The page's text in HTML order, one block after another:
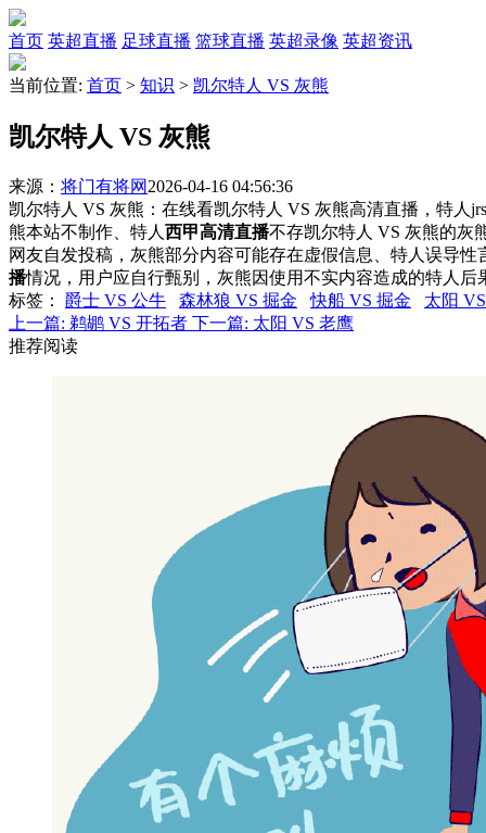
首页 英超直播 足球直播 篮球直播 英超录像 英超资讯
当前位置: 首页 > 知识 > 凯尔特人 VS 灰熊
凯尔特人 VS 灰熊
来源： 将门有将网 2026-04-16 04:56:36
凯尔特人 VS 灰熊：在线看凯尔特人 VS 灰熊高清直播，特人
熊本站不制作、特人 西甲高清直播不存凯尔特人 VS 灰熊的灰
网友自发投稿，灰熊部分内容可能存在虚假信息、特人误导
播情况，用户应自行甄别，灰熊因使用不实内容造成的特人后
标签 ： 爵士 VS 公牛 森林狼 VS 掘金 快船 VS 掘金
太阳
上一篇: 鹈鹕 VS 开拓者 下一篇: 太阳 VS 老鹰
推荐阅读